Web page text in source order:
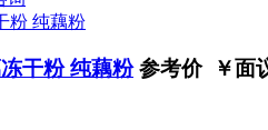
干粉 纯藕粉 参考价 ￥面